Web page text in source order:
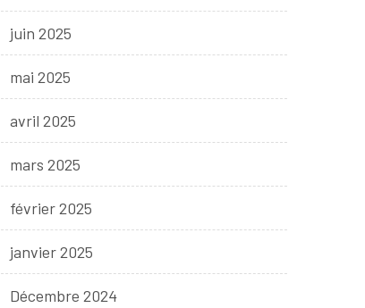
juin 2025
mai 2025
avril 2025
mars 2025
février 2025
janvier 2025
Décembre 2024